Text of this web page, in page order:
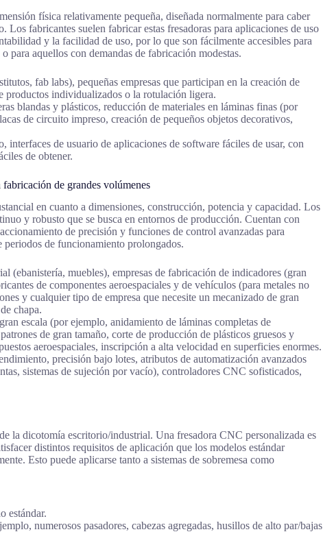
física relativamente pequeña, diseñada normalmente para caber
fabricantes suelen fabricar estas fresadoras para aplicaciones de uso
y la facilidad de uso, por lo que son fácilmente accesibles para
para aquellos con demandas de fabricación modestas.
fab labs), pequeñas empresas que participan en la creación de
productos individualizados o la rotulación ligera.
blandas y plásticos, reducción de materiales en láminas finas (por
de circuito impreso, creación de pequeños objetos decorativos,
de usuario de aplicaciones de software fáciles de usar, con
de obtener.
de grandes volúmenes
en cuanto a dimensiones, construcción, potencia y capacidad. Los
y robusto que se busca en entornos de producción. Cuentan con
de precisión y funciones de control avanzadas para
de funcionamiento prolongados.
(ebanistería, muebles), empresas de fabricación de indicadores (gran
de componentes aeroespaciales y de vehículos (para metales no
y cualquier tipo de empresa que necesite un mecanizado de gran
chapa.
escala (por ejemplo, anidamiento de láminas completas de
de gran tamaño, corte de producción de plásticos gruesos y
aeroespaciales, inscripción a alta velocidad en superficies enormes.
precisión bajo lotes, atributos de automatización avanzados
sistemas de sujeción por vacío), controladores CNC sofisticados,
la dicotomía escritorio/industrial. Una fresadora CNC personalizada es
distintos requisitos de aplicación que los modelos estándar
Esto puede aplicarse tanto a sistemas de sobremesa como
estándar.
numerosos pasadores, cabezas agregadas, husillos de alto par/bajas